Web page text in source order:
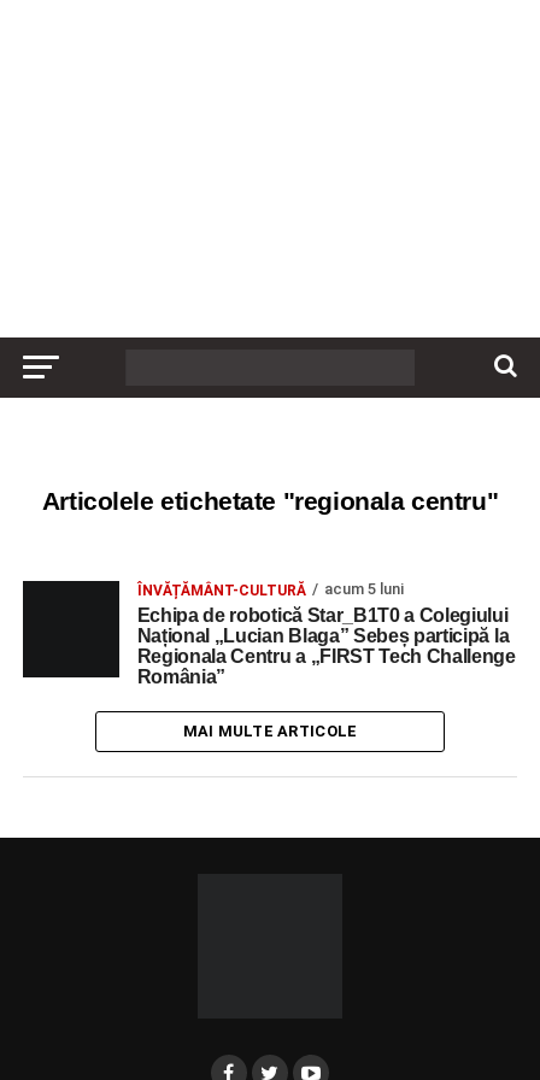
Articolele etichetate "regionala centru"
ÎNVĂȚĂMÂNT-CULTURĂ acum 5 luni
Echipa de robotică Star_B1T0 a Colegiului
Național „Lucian Blaga” Sebeș participă la
Regionala Centru a „FIRST Tech Challenge
România”
MAI MULTE ARTICOLE